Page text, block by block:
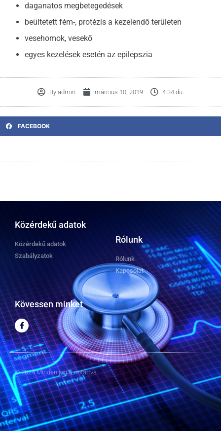
daganatos megbetegedések
beültetett fém-, protézis a kezelendő területen
vesehomok, vesekő
egyes kezelések esetén az epilepszia
Byadmin március 10, 2019 4:34 du.
FACEBOOK
Közérdekű adatok
Közérdekű adatok
Szabályzatok
Rólunk
Rólunk
Kapcsolat
Kövessen minket
© 2024 Minden jog fenntartva